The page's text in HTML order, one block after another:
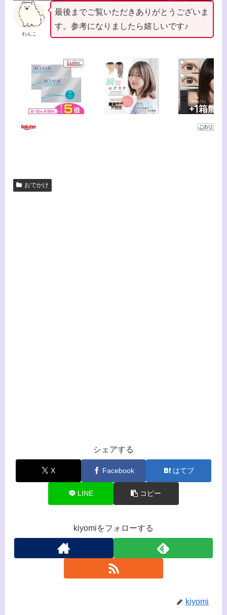
わんこ
最後までご覧いただきありがとうございま
す。参考になりましたら嬉しいです♪
おでかけ
シェアする
X Facebook はてブ
LINE コピー
kiyomiをフォローする
kiyomi